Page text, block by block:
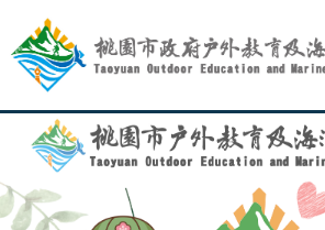
主
內